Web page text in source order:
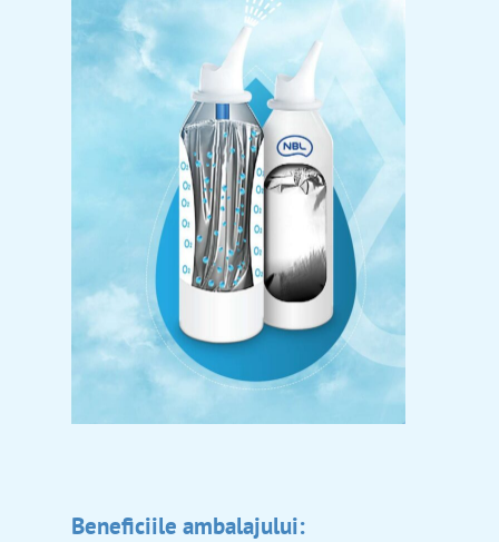
Beneficiile ambalajului: